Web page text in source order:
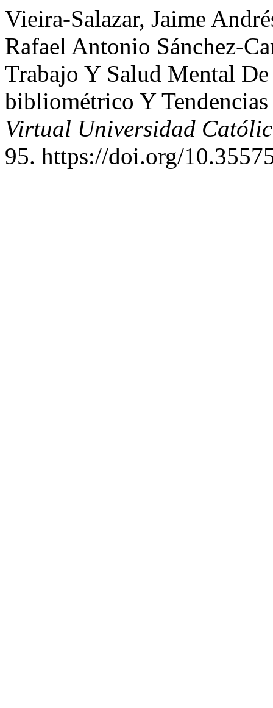
Vieira-Salazar, Jaime
Rafael Antonio Sánchez-
Trabajo Y Salud Mental
bibliométrico Y
Virtual Universidad
95. https://doi.org/